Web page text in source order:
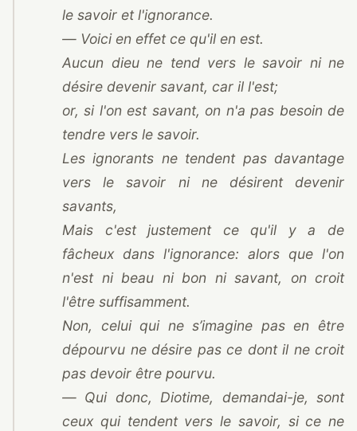
le savoir et l'ignorance.
— Voici en effet ce qu'il en est.
Aucun dieu ne tend vers le savoir ni ne
désire devenir savant, car il l'est;
or, si l'on est savant, on n'a pas besoin de
tendre vers le savoir.
Les ignorants ne tendent pas davantage
vers le savoir ni ne désirent devenir
savants,
Mais c'est justement ce qu'il y a de
fâcheux dans l'ignorance: alors que l'on
n'est ni beau ni bon ni savant, on croit
l'être suffisamment.
Non, celui qui ne s’imagine pas en être
dépourvu ne désire pas ce dont il ne croit
pas devoir être pourvu.
— Qui donc, Diotime, demandai-je, sont
ceux qui tendent vers le savoir, si ce ne